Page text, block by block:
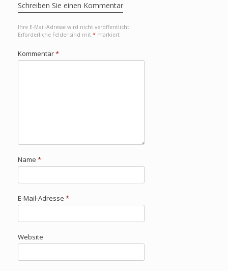
Schreiben Sie einen Kommentar
Ihre E-Mail-Adresse wird nicht veröffentlicht.
Erforderliche Felder sind mit * markiert
Kommentar*
Name *
E-Mail-Adresse *
Website